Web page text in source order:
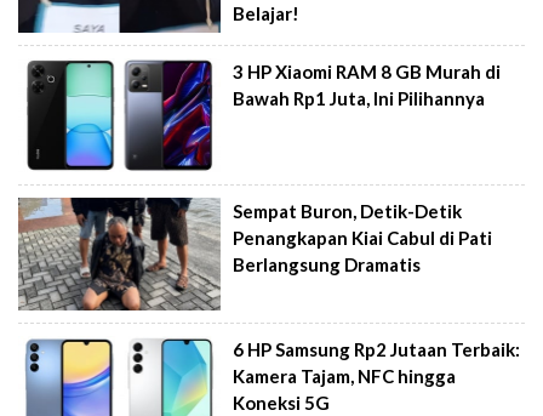
Belajar!
3 HP Xiaomi RAM 8 GB Murah di
Bawah Rp1 Juta, Ini Pilihannya
Sempat Buron, Detik-Detik
Penangkapan Kiai Cabul di Pati
Berlangsung Dramatis
6 HP Samsung Rp2 Jutaan Terbaik:
Kamera Tajam, NFC hingga
Koneksi 5G